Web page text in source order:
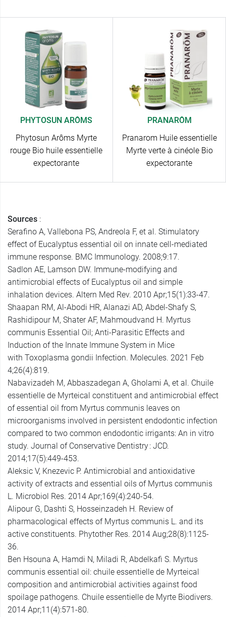
PHYTOSUN ARÔMS
Phytosun Arôms Myrte
rouge Bio huile essentielle
expectorante
PRANARÔM
Pranarom Huile essentielle
Myrte verte à cinéole Bio
expectorante
Sources :
Serafino A, Vallebona PS, Andreola F, et al. Stimulatory
effect of Eucalyptus essential oil on innate cell-mediated
immune response. BMC Immunology. 2008;9:17.
Sadlon AE, Lamson DW. Immune-modifying and
antimicrobial effects of Eucalyptus oil and simple
inhalation devices. Altern Med Rev. 2010 Apr;15(1):33-47.
Shaapan RM, Al-Abodi HR, Alanazi AD, Abdel-Shafy S,
Rashidipour M, Shater AF, Mahmoudvand H. Myrtus
communis Essential Oil; Anti-Parasitic Effects and
Induction of the Innate Immune System in Mice
with Toxoplasma gondii Infection. Molecules. 2021 Feb
4;26(4):819.
Nabavizadeh M, Abbaszadegan A, Gholami A, et al. Chuile
essentielle de Myrteical constituent and antimicrobial effect
of essential oil from Myrtus communis leaves on
microorganisms involved in persistent endodontic infection
compared to two common endodontic irrigants: An in vitro
study. Journal of Conservative Dentistry : JCD.
2014;17(5):449-453.
Aleksic V, Knezevic P. Antimicrobial and antioxidative
activity of extracts and essential oils of Myrtus communis
L. Microbiol Res. 2014 Apr;169(4):240-54.
Alipour G, Dashti S, Hosseinzadeh H. Review of
pharmacological effects of Myrtus communis L. and its
active constituents. Phytother Res. 2014 Aug;28(8):1125-
36.
Ben Hsouna A, Hamdi N, Miladi R, Abdelkafi S. Myrtus
communis essential oil: chuile essentielle de Myrteical
composition and antimicrobial activities against food
spoilage pathogens. Chuile essentielle de Myrte Biodivers.
2014 Apr;11(4):571-80.